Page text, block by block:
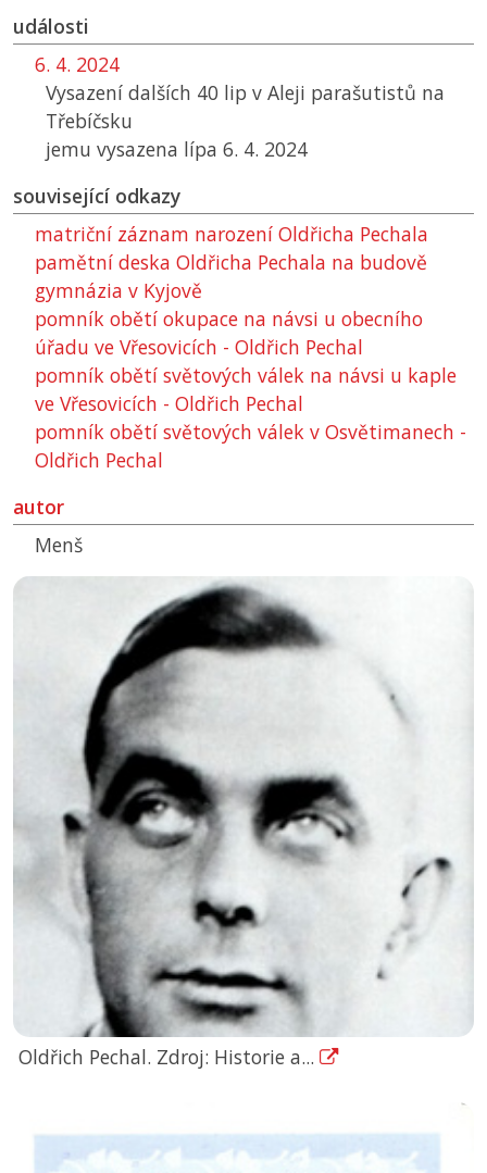
události
6. 4. 2024
Vysazení dalších 40 lip v Aleji parašutistů na
Třebíčsku
jemu vysazena lípa 6. 4. 2024
související odkazy
matriční záznam narození Oldřicha Pechala
pamětní deska Oldřicha Pechala na budově
gymnázia v Kyjově
pomník obětí okupace na návsi u obecního
úřadu ve Vřesovicích - Oldřich Pechal
pomník obětí světových válek na návsi u kaple
ve Vřesovicích - Oldřich Pechal
pomník obětí světových válek v Osvětimanech -
Oldřich Pechal
autor
Menš
Oldřich Pechal. Zdroj: Historie a...